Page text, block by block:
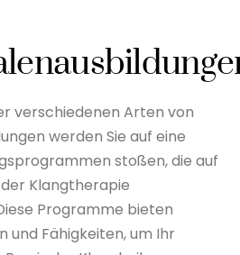
verschiedenen Arten von
werden Sie auf eine
stoßen, die auf
Klangtherapie
Programme bieten
und Fähigkeiten, um Ihr